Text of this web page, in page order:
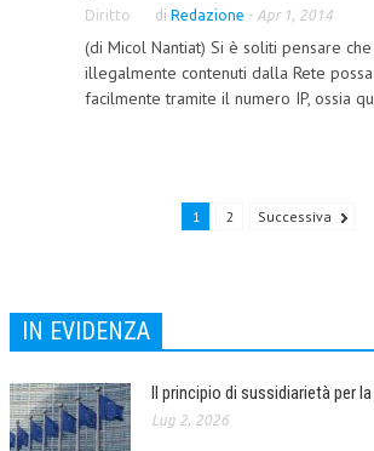
GIURISPRUDENZA
EUROPEA
COSTITUZIONALE
ARCHIVIO EVENTI (FINO AL 2022)
CORSI ENTI TERZI
PUBBLICAZIONI
Diritto di Redazione - Apr 1, 2014
(di Micol Nantiat) Si è soliti pensare che
illegalmente contenuti dalla Rete
facilmente tramite il numero IP, ossia
1 2 Successiva
IN EVIDENZA
Il principio di sussidiarietà per
Lug 2, 2026